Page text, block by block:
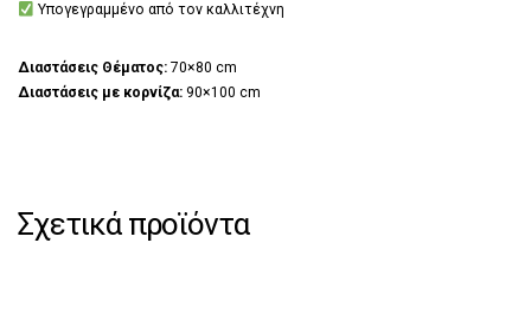
Υπογεγραμμένο από τον καλλιτέχνη
Διαστάσεις Θέματος: 70×80 cm
Διαστάσεις με κορνίζα: 90×100 cm
Σχετικά προϊόντα